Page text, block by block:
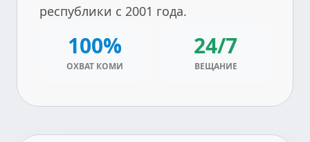
республики с 2001 года.
100%
ОХВАТ КОМИ
24/7
ВЕЩАНИЕ